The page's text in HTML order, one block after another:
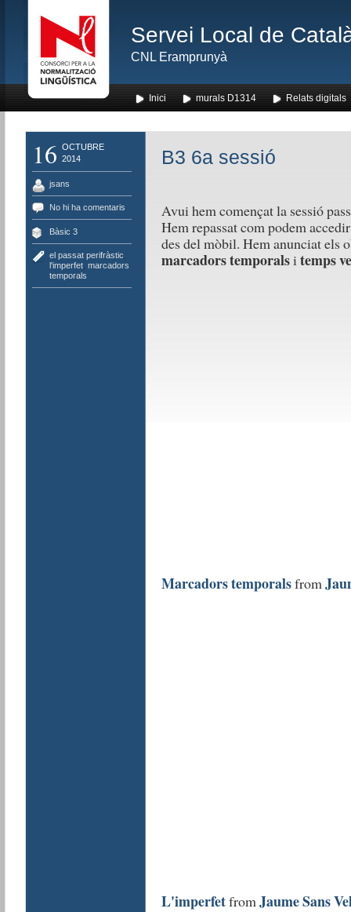
Servei Local de
CNL Eramprunyà
Inici murals D1314 Relats digitals
16 OCTUBRE
2014
jsans
No hi ha comentaris
Bàsic 3
el passat perifràstic
l'imperfet, marcadors
temporals
B3 6a sessió
Avui hem començat la sessió
Hem repassat com podem
des del mòbil. Hem anunciat els
marcadors temporalsitemps
Marcadors temporalsfrom
L'imperfetfromJaume Sans